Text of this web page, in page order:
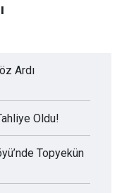
Ardı
Oldu!
Topyekün